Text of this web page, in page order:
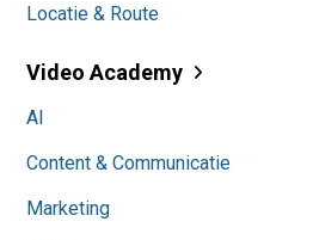
Locatie & Route
Video Academy
AI
Content & Communicatie
Marketing